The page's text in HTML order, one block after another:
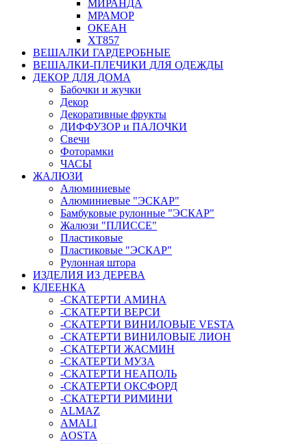
МИРАНДА
МРАМОР
ОКЕАН
ХТ857
ВЕШАЛКИ ГАРДЕРОБНЫЕ
ВЕШАЛКИ-ПЛЕЧИКИ ДЛЯ ОДЕЖДЫ
ДЕКОР ДЛЯ ДОМА
Бабочки и жучки
Декор
Декоративные фрукты
ДИФФУЗОР и ПАЛОЧКИ
Свечи
Фоторамки
ЧАСЫ
ЖАЛЮЗИ
Алюминиевые
Алюминиевые "ЭСКАР"
Бамбуковые рулонные "ЭСКАР"
Жалюзи "ПЛИССЕ"
Пластиковые
Пластиковые "ЭСКАР"
Рулонная штора
ИЗДЕЛИЯ ИЗ ДЕРЕВА
КЛЕЕНКА
-СКАТЕРТИ АМИНА
-СКАТЕРТИ ВЕРСИ
-СКАТЕРТИ ВИНИЛОВЫЕ VESTA
-СКАТЕРТИ ВИНИЛОВЫЕ ЛИОН
-СКАТЕРТИ ЖАСМИН
-СКАТЕРТИ МУЗА
-СКАТЕРТИ НЕАПОЛЬ
-СКАТЕРТИ ОКСФОРД
-СКАТЕРТИ РИМИНИ
ALMAZ
AMALI
AOSTA